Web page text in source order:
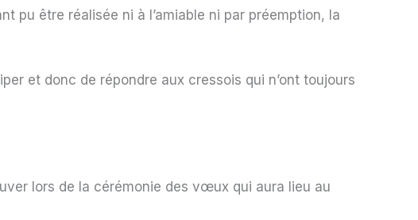
pu être réalisée ni à l’amiable ni par préemption, la
et donc de répondre aux cressois qui n’ont toujours
lors de la cérémonie des vœux qui aura lieu au